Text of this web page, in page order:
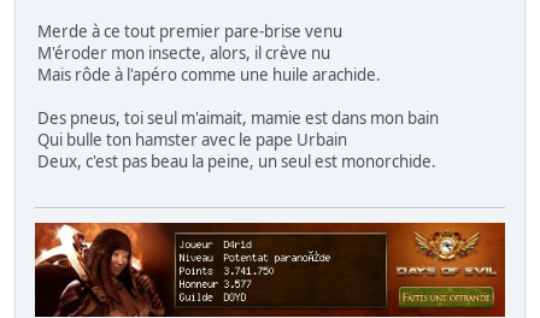
Merde à ce tout premier pare-brise venu
M'éroder mon insecte, alors, il crève nu
Mais rôde à l'apéro comme une huile arachide.
Des pneus, toi seul m'aimait, mamie est dans mon bain
Qui bulle ton hamster avec le pape Urbain
Deux, c'est pas beau la peine, un seul est monorchide.